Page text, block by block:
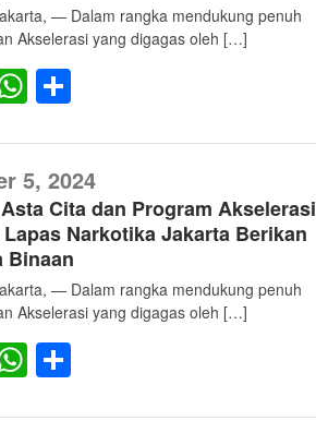
— Dalam rangka mendukung penuh
Akselerasi yang digagas oleh […]
WhatsApp
5, 2024
Cita dan Program Akselerasi
Lapas Narkotika Jakarta Berikan
Binaan
— Dalam rangka mendukung penuh
Akselerasi yang digagas oleh […]
WhatsApp